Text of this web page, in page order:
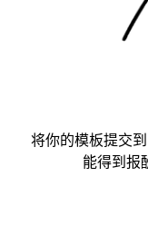
将你的模板提交
能得到报